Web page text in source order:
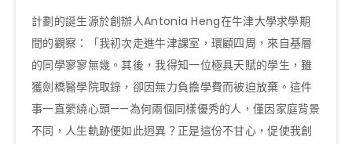
計劃的誕生源於創辦人Antonia Heng在牛津大學求學期
間的觀察：「我初次走進牛津課室，環顧四周，來自基層
的同學寥寥無幾。其後，我得知一位極具天賦的學生，雖
獲劍橋醫學院取錄，卻因無力負擔學費而被迫放棄。這件
事一直縈繞心頭——為何兩個同樣優秀的人，僅因家庭背景
不同，人生軌跡便如此迥異？正是這份不甘心，促使我創